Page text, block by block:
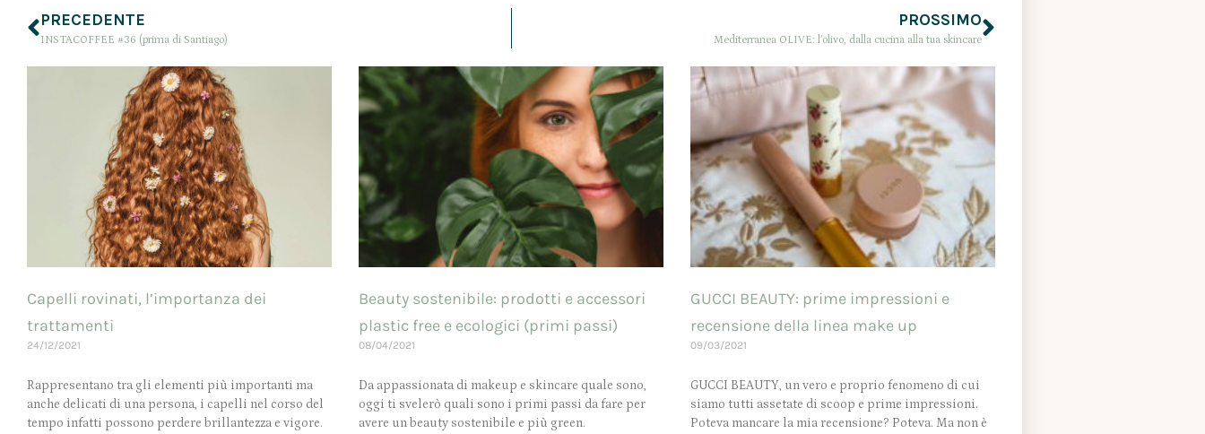
PRECEDENTE
INSTACOFFEE #36 (prima di Santiago)
PROSSIMO
Mediterranea OLIVE: l’olivo, dalla cucina alla tua skincare
Capelli rovinati, l’importanza dei
trattamenti
24/12/2021
Rappresentano tra gli elementi più importanti ma
anche delicati di una persona, i capelli nel corso del
tempo infatti possono perdere brillantezza e vigore.
Beauty sostenibile: prodotti e accessori
plastic free e ecologici (primi passi)
08/04/2021
Da appassionata di makeup e skincare quale sono,
oggi ti svelerò quali sono i primi passi da fare per
avere un beauty sostenibile e più green.
GUCCI BEAUTY: prime impressioni e
recensione della linea make up
09/03/2021
GUCCI BEAUTY, un vero e proprio fenomeno di cui
siamo tutti assetate di scoop e prime impressioni.
Poteva mancare la mia recensione? Poteva. Ma non è